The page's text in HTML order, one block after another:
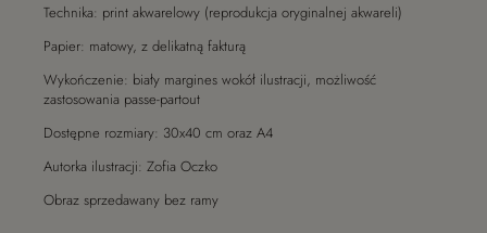
Technika: print akwarelowy (reprodukcja oryginalnej akwareli)
Papier: matowy, z delikatną fakturą
Wykończenie: biały margines wokół ilustracji, możliwość
zastosowania passe-partout
Dostępne rozmiary: 30x40 cm oraz A4
Autorka ilustracji: Zofia Oczko
Obraz sprzedawany bez ramy